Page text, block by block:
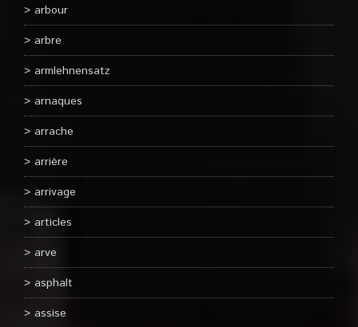
arbour
arbre
armlehnensatz
arnaques
arrache
arrière
arrivage
articles
arve
asphalt
assise